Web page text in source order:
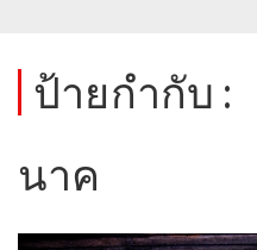
ป้ายกำกับ :
นาค